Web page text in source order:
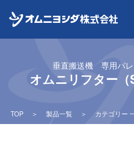
垂直搬送機 専用パレ
オムニリフター（
TOP＞ 製品一覧 ＞ カテゴリー